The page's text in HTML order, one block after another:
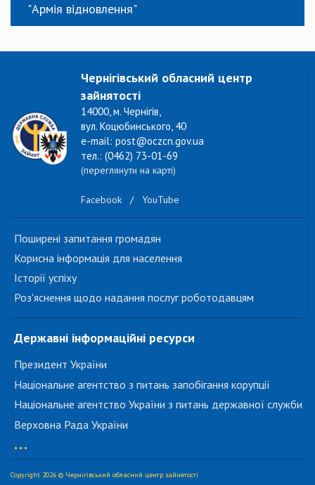
"Армія відновлення"
Чернігівський обласний центр
зайнятості
14000, м. Чернігів,
вул. Коцюбинського, 40
e-mail: post@oczcn.gov.ua
тел.: (0462) 73-01-69
(переглянути на карті)
Facebook / YouTube
Поширені запитання громадян
Корисна інформація для населення
Історії успіху
Роз'яснення щодо надання послуг роботодавцям
Державні інформаційні ресурси
Президент України
Національне агентство з питань запобігання корупції
Національне агентство України з питань державної служби
Верховна Рада України
...
Copyright 2026 © Чернігівський обласний центр зайнятості